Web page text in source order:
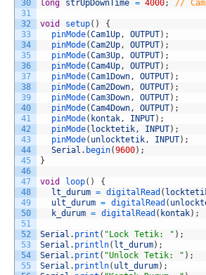
30
31
32
33
34
35
36
37
38
39
40
41
42
43
44
45
46
47
48
49
50
51
52
53
54
55
long
strUpDownTime = 4000; //
void setup( )
{
pinMode(Cam1Up, OUTPUT) ;
pinMode(Cam2Up, OUTPUT) ;
pinMode(Cam3Up, OUTPUT) ;
pinMode(Cam4Up, OUTPUT) ;
pinMode(Cam1Down, OUTPUT) ;
pinMode(Cam2Down, OUTPUT) ;
pinMode(Cam3Down, OUTPUT) ;
pinMode(Cam4Down, OUTPUT) ;
pinMode( kontak, INPUT) ;
pinMode( locktetik, INPUT) ;
pinMode( unlocktetik, INPUT) ;
Serial . begin(9600) ;
}
void loop( )
{
lt_durum = digitalRead (
ult_durum = digitalRead (
k_durum = digitalRead ( kontak) ;
Serial . print ( "Lock Tetik: " ) ;
Serial . println( lt_durum) ;
Serial . print ( "Unlock Tetik: " ) ;
Serial . println( ult_durum) ;